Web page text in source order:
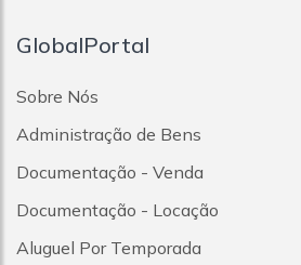
GlobalPortal
Sobre Nós
Administração de Bens
Documentação - Venda
Documentação - Locação
Aluguel Por Temporada